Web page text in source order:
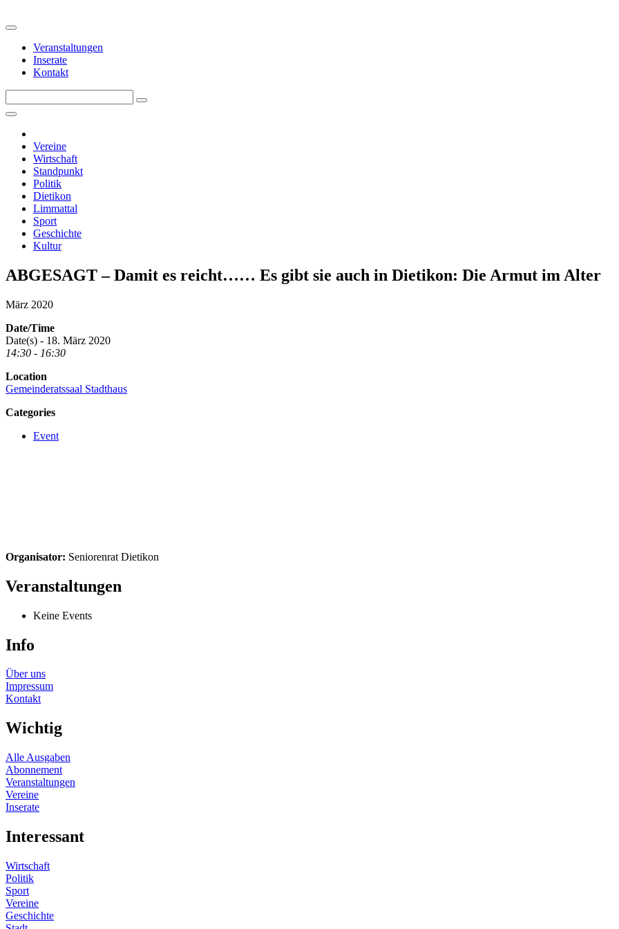
Veranstaltungen
Inserate
Kontakt
Vereine
Wirtschaft
Standpunkt
Politik
Dietikon
Limmattal
Sport
Geschichte
Kultur
ABGESAGT – Damit es reicht…… Es gibt sie auch in Dietikon: Die Armut im Alter
März 2020
Date/Time
Date(s) - 18. März 2020
14:30 - 16:30
Location
Gemeinderatssaal Stadthaus
Categories
Event
Organisator: Seniorenrat Dietikon
Veranstaltungen
Keine Events
Info
Über uns
Impressum
Kontakt
Wichtig
Alle Ausgaben
Abonnement
Veranstaltungen
Vereine
Inserate
Interessant
Wirtschaft
Politik
Sport
Vereine
Geschichte